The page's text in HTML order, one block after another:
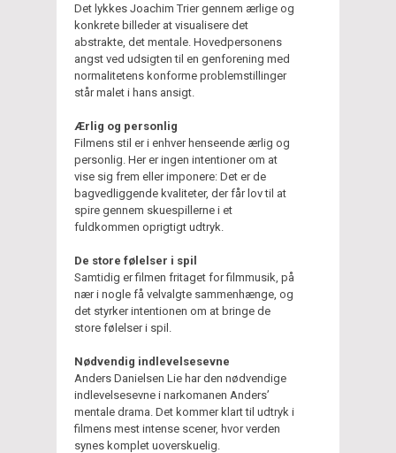
Det lykkes Joachim Trier gennem ærlige og
konkrete billeder at visualisere det
abstrakte, det mentale. Hovedpersonens
angst ved udsigten til en genforening med
normalitetens konforme problemstillinger
står malet i hans ansigt.
Ærlig og personlig
Filmens stil er i enhver henseende ærlig og
personlig. Her er ingen intentioner om at
vise sig frem eller imponere: Det er de
bagvedliggende kvaliteter, der får lov til at
spire gennem skuespillerne i et
fuldkommen oprigtigt udtryk.
De store følelser i spil
Samtidig er filmen fritaget for filmmusik, på
nær i nogle få velvalgte sammenhænge, og
det styrker intentionen om at bringe de
store følelser i spil.
Nødvendig indlevelsesevne
Anders Danielsen Lie har den nødvendige
indlevelsesevne i narkomanen Anders’
mentale drama. Det kommer klart til udtryk i
filmens mest intense scener, hvor verden
synes komplet uoverskuelig.